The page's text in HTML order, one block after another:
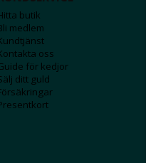
butik
medlem
oss
för kedjor
ditt guld